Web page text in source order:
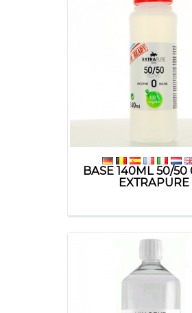
BASE 140ML 50/50
EXTRAPURE